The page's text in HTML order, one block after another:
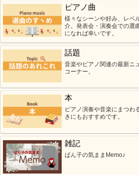
ピアノ曲
様々なシーンや好み、レベ
介。発表会・演奏会での選
になれば幸いです。
話題
音楽やピアノ関連の最新ニ
コーナー。
本
ピアノ演奏や音楽にまつわ
きにもおすすめです。
雑記
ばん子の気ままMemo♪